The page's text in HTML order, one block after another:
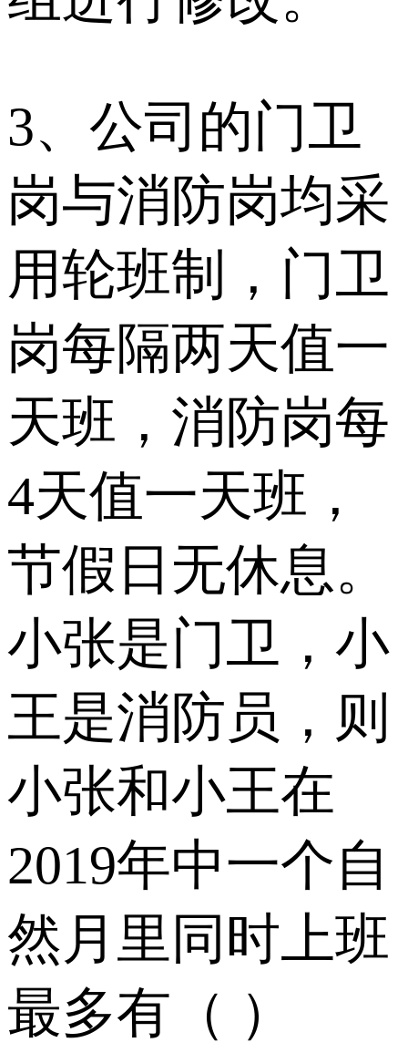
3、公司的门卫
岗与消防岗均采
用轮班制，门卫
岗每隔两天值一
天班，消防岗每
4天值一天班，
节假日无休息。
小张是门卫，小
王是消防员，则
小张和小王在
2019年中一个自
然月里同时上班
最多有（ ）